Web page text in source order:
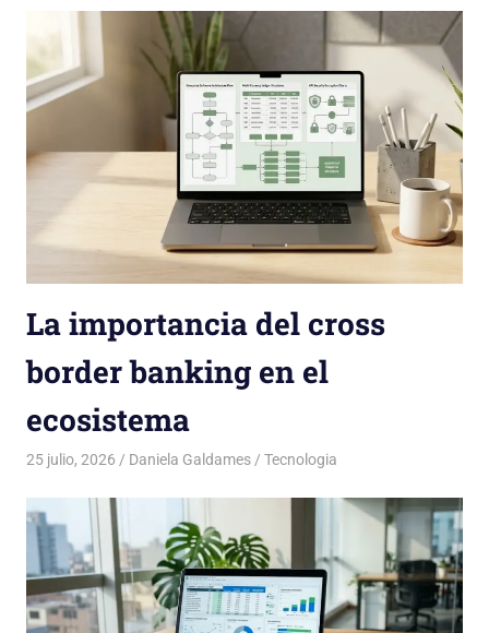
La importancia del cross
border banking en el
ecosistema
25 julio, 2026 Daniela Galdames Tecnologia